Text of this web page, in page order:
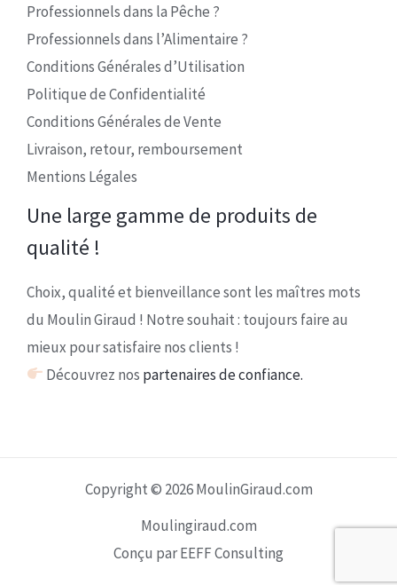
Professionnels dans la Pêche ?
Professionnels dans l’Alimentaire ?
Conditions Générales d’Utilisation
Politique de Confidentialité
Conditions Générales de Vente
Livraison, retour, remboursement
Mentions Légales
Une large gamme de produits de
qualité !
Choix, qualité et bienveillance sont les maîtres mots
du Moulin Giraud ! Notre souhait : toujours faire au
mieux pour satisfaire nos clients !
Découvrez nos partenaires de confiance.
Copyright © 2026 MoulinGiraud.com
Moulingiraud.com
Conçu par EEFF Consulting